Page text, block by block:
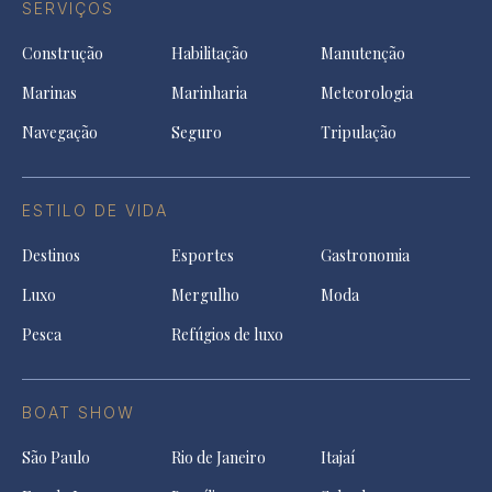
SERVIÇOS
Construção Habilitação
Manutenção
Marinas
Marinharia
Meteorologia
Navegação
Seguro Tripulação
ESTILO DE VIDA
Destinos Esportes
Gastronomia
Luxo
Mergulho
Moda
Pesca
Refúgios de luxo
BOAT SHOW
São Paulo Rio de Janeiro
Itajaí